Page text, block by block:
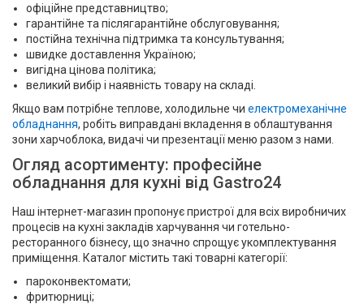
офіційне представництво;
гарантійне та післягарантійне обслуговування;
постійна технічна підтримка та консультування;
швидке доставлення Україною;
вигідна цінова політика;
великий вибір і наявність товару на складі.
Якщо вам потрібне теплове, холодильне чи електромеханічне
обладнання, робіть виправдані вкладення в облаштування
зони харчоблока, видачі чи презентації меню разом з нами.
Огляд асортименту: професійне
обладнання для кухні від Gastro24
Наш інтернет-магазин пропонує пристрої для всіх виробничих
процесів на кухні закладів харчування чи готельно-
ресторанного бізнесу, що значно спрощує укомплектування
приміщення. Каталог містить такі товарні категорії:
пароконвектомати;
фритюрниці;